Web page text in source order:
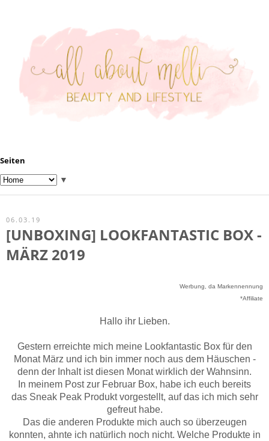
Seiten
▼
06.03.19
[UNBOXING] LOOKFANTASTIC BOX -
MÄRZ 2019
Werbung, da Markennennung
*Affiliate
Hallo ihr Lieben.
Gestern erreichte mich meine Lookfantastic Box für den
Monat März und ich bin immer noch aus dem Häuschen -
denn der Inhalt ist diesen Monat wirklich der Wahnsinn.
In meinem Post zur Februar Box, habe ich euch bereits
das Sneak Peak Produkt vorgestellt, auf das ich mich sehr
gefreut habe.
Das die anderen Produkte mich auch so überzeugen
konnten, ahnte ich natürlich noch nicht. Welche Produkte in